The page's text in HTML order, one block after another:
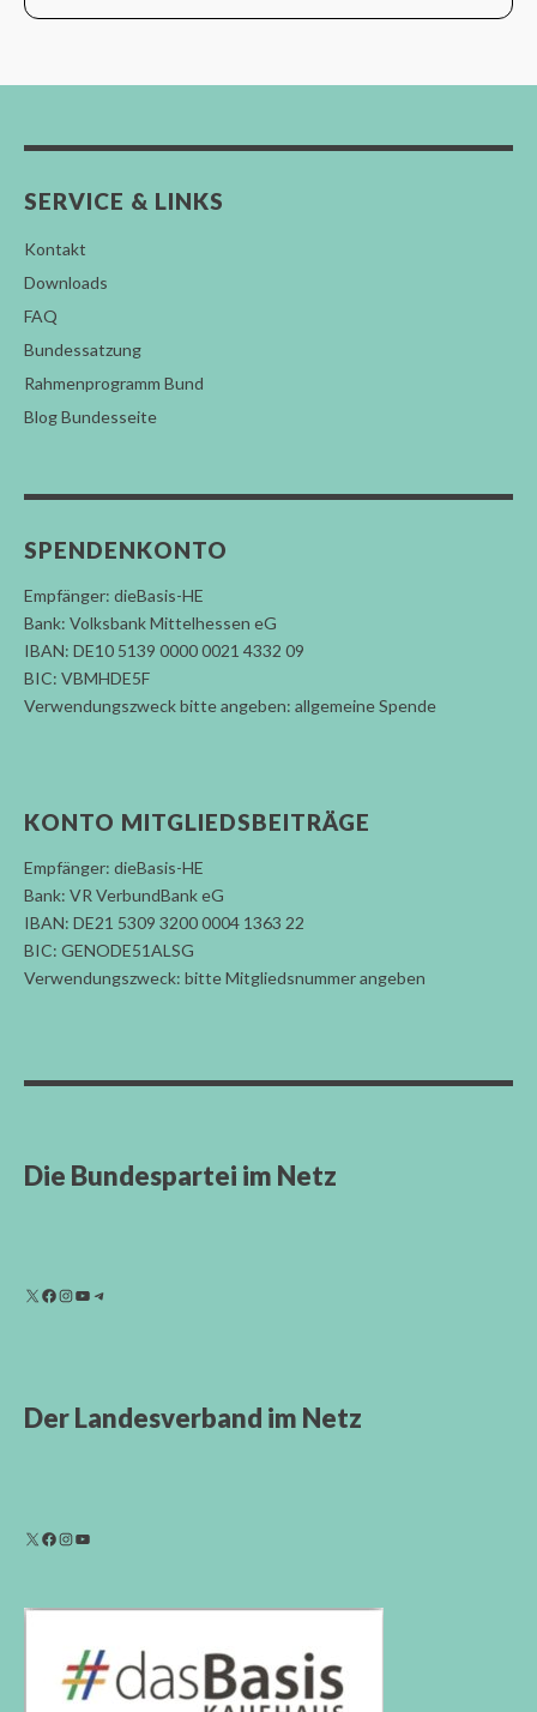
SERVICE & LINKS
Kontakt
Downloads
FAQ
Bundessatzung
Rahmenprogramm Bund
Blog Bundesseite
SPENDENKONTO
Empfänger: dieBasis-HE
Bank: Volksbank Mittelhessen eG
IBAN: DE10 5139 0000 0021 4332 09
BIC: VBMHDE5F
Verwendungszweck bitte angeben: allgemeine Spende
KONTO MITGLIEDSBEITRÄGE
Empfänger: dieBasis-HE
Bank: VR VerbundBank eG
IBAN: DE21 5309 3200 0004 1363 22
BIC: GENODE51ALSG
Verwendungszweck: bitte Mitgliedsnummer angeben
Die Bundespartei im Netz
Der Landesverband im Netz